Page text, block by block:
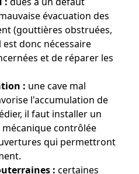
évacuation des
(gouttières obstruées,
donc nécessaire
et de réparer les
: une cave mal
l'accumulation de
il faut installer un
contrôlée
qui permettront
: certaines